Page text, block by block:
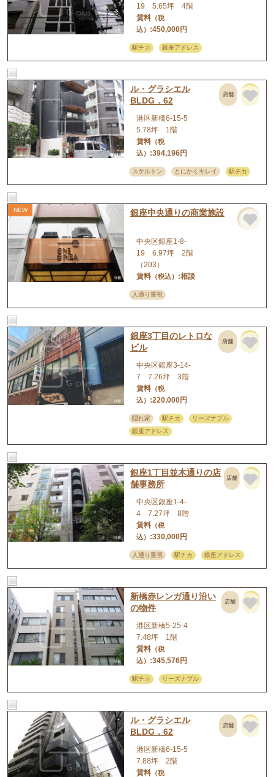
19 5.65坪 4階
賃料（税
込） :450,000円
駅チカ 銀座アドレス
ル・グラシエル
BLDG．62
店舗 事務所
港区新橋6-15-5
5.78坪 1階
賃料（税
込） :394,196円
スケルトン とにかくキレイ 駅チカ
銀座中央通りの商業施設
中央区銀座1-8-
19 6.97坪 2階
（203）
賃料（税込） :相談
人通り重視
銀座3丁目のレトロな
ビル
店舗 事務所
中央区銀座3-14-
7 7.26坪 3階
賃料（税
込） :220,000円
隠れ家 駅チカ
リーズナブル
銀座アドレス
銀座1丁目並木通りの店
舗事務所
店舗 事務所
中央区銀座1-4-
4 7.27坪 8階
賃料（税
込） :330,000円
人通り重視 駅チカ 銀座アドレス
新橋赤レンガ通り沿い
の物件
店舗 事務所
港区新橋5-25-4
7.48坪 1階
賃料（税
込） :345,576円
駅チカ リーズナブル
ル・グラシエル
BLDG．62
店舗 事務所
港区新橋6-15-5
7.88坪 2階
賃料（税